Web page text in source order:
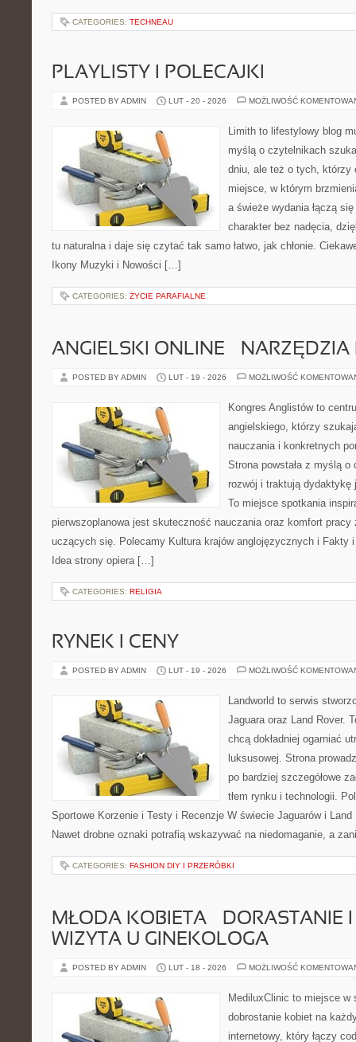
CATEGORIES: TECHNEAU
PLAYLISTY I POLECAJKI
POSTED BY ADMIN LUT - 20 - 2026 MOŻLIWOŚĆ
Limith to lifestylowy blog
myślą o czytelnikach
dniu, ale też o tych, którzy
miejsce, w którym
a świeże wydania łączą
charakter bez nadęcia,
tu naturalna i daje się czytać tak samo łatwo, jak chłonie.
Ikony Muzyki i Nowości […]
CATEGORIES: ŻYCIE PARAFIALNE
ANGIELSKI ONLINE – NARZĘDZIA
POSTED BY ADMIN LUT - 19 - 2026 MOŻLIWOŚĆ
Kongres Anglistów to
angielskiego, którzy
nauczania i konkretnych
Strona powstała z myślą
rozwój i traktują
To miejsce spotkania
pierwszoplanowa jest skuteczność nauczania oraz komfort
uczących się. Polecamy Kultura krajów anglojęzycznych i Fakty
Idea strony opiera […]
CATEGORIES: RELIGIA
RYNEK I CENY
POSTED BY ADMIN LUT - 19 - 2026 MOŻLIWOŚĆ
Landworld to serwis
Jaguara oraz Land Rover.
chcą dokładniej ogarniać
luksusowej. Strona
po bardziej szczegółowe
tłem rynku i technologii.
Sportowe Korzenie i Testy i Recenzje W świecie Jaguarów i
Nawet drobne oznaki potrafią wskazywać na niedomaganie, a
CATEGORIES: FASHION DIY I PRZERÓBKI
MŁODA KOBIETA – DORASTANIE
WIZYTA U GINEKOLOGA
POSTED BY ADMIN LUT - 18 - 2026 MOŻLIWOŚĆ
MediluxClinic to miejsce
dobrostanie kobiet na
internetowy, który łączy